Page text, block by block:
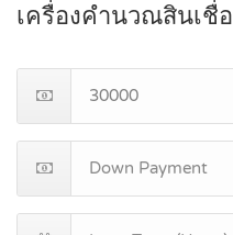
เครื่องคำนวณสินเชื่อ